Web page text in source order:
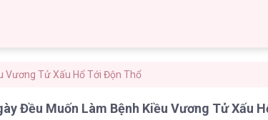
Vương Tử Xấu Hổ Tới Độn Thổ
Đều Muốn Làm Bệnh Kiều Vương Tử Xấu